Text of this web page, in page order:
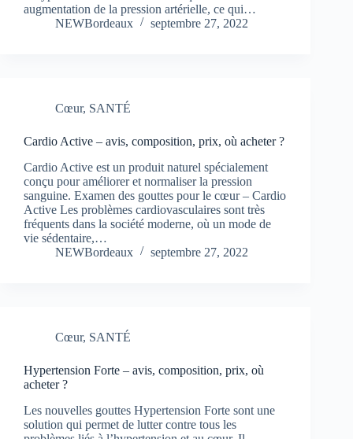
augmentation de la pression artérielle, ce qui…
NEWBordeaux
septembre 27, 2022
Cœur, SANTÉ
Cardio Active – avis, composition, prix, où acheter ?
Cardio Active est un produit naturel spécialement
conçu pour améliorer et normaliser la pression
sanguine. Examen des gouttes pour le cœur – Cardio
Active Les problèmes cardiovasculaires sont très
fréquents dans la société moderne, où un mode de
vie sédentaire,…
NEWBordeaux
septembre 27, 2022
Cœur, SANTÉ
Hypertension Forte – avis, composition, prix, où
acheter ?
Les nouvelles gouttes Hypertension Forte sont une
solution qui permet de lutter contre tous les